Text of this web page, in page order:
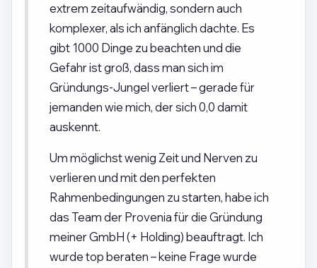
extrem zeitaufwändig, sondern auch
komplexer, als ich anfänglich dachte. Es
gibt 1000 Dinge zu beachten und die
Gefahr ist groß, dass man sich im
Gründungs-Jungel verliert – gerade für
jemanden wie mich, der sich 0,0 damit
auskennt.
Um möglichst wenig Zeit und Nerven zu
verlieren und mit den perfekten
Rahmenbedingungen zu starten, habe ich
das Team der Provenia für die Gründung
meiner GmbH (+ Holding) beauftragt. Ich
wurde top beraten – keine Frage wurde